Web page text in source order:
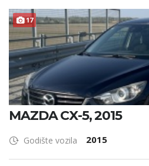
17
MAZDA CX-5, 2015
Godište vozila 2015